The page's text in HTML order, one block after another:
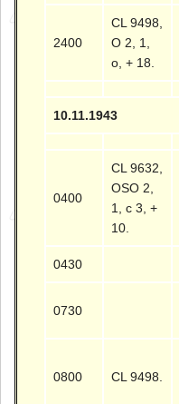
2400
CL 9498,
O 2, 1,
o, + 18.
10.11.1943
0400
CL 9632,
OSO 2,
1, c 3, +
10.
0430
0730
0800 CL 9498.